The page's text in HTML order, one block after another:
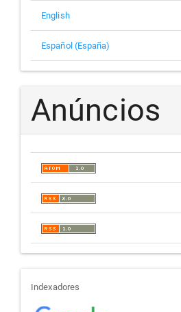
English
Español (España)
Anúncios
indexadores
Indexadores